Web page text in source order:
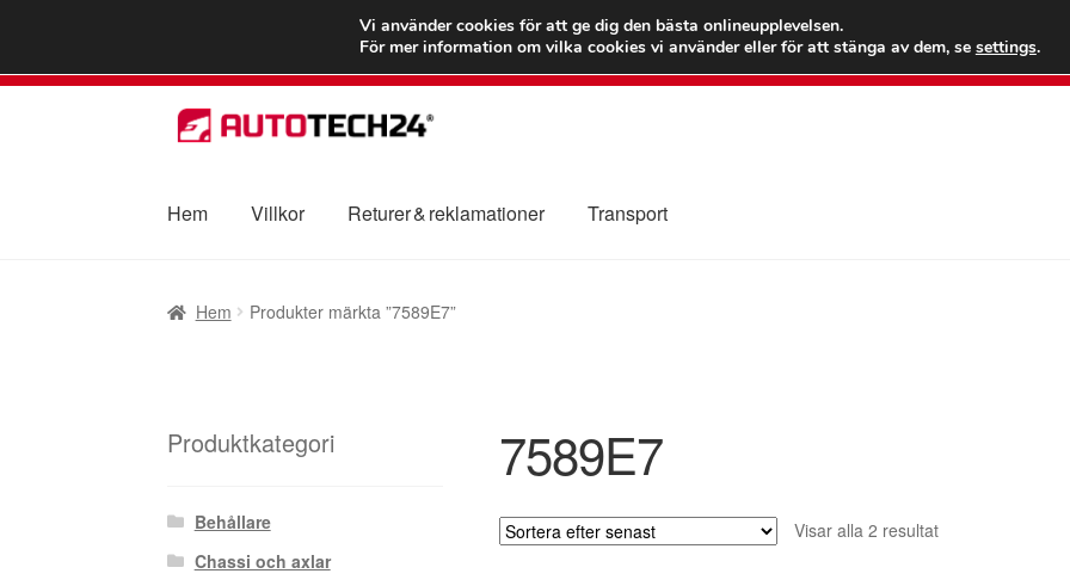
FRAKT från 75 kr
Ring
Hoppa
till
Hoppa
till
Hem
Villkor Returer & reklamationer Transport
Hem Produkter märkta ”7589E7”
7589E7
Visar alla 2 resultatSortera
Produktkategori
Behållare
Chassi och axlar
Vi använder cookies för att ge dig den bästa onlineupplevelsen.
För mer information om vilka cookies vi använder eller för att stänga av dem, se settings.